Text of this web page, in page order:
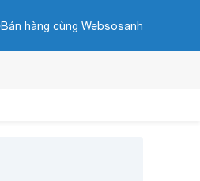
Bán hàng cùng Websosanh